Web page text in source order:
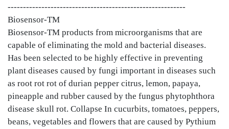
----------------------------------------------------------
Biosensor-TM
Biosensor-TM products from microorganisms that are
capable of eliminating the mold and bacterial diseases.
Has been selected to be highly effective in preventing
plant diseases caused by fungi important in diseases such
as root rot rot of durian pepper citrus, lemon, papaya,
pineapple and rubber caused by the fungus phytophthora
disease skull rot. Collapse In cucurbits, tomatoes, peppers,
beans, vegetables and flowers that are caused by Pythium